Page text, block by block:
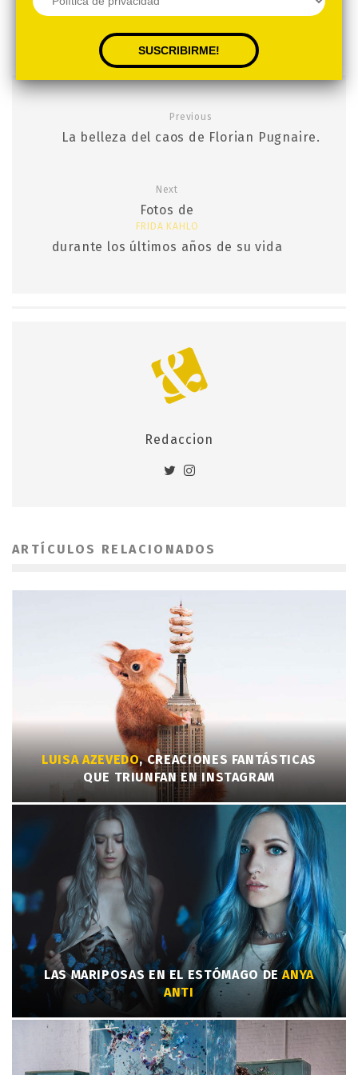
Previous
La belleza del caos de Florian Pugnaire.
Next
Fotos de
FRIDA KAHLO
durante los últimos años de su vida
Redaccion
ARTÍCULOS RELACIONADOS
LUISA AZEVEDO, CREACIONES FANTÁSTICAS
QUE TRIUNFAN EN INSTAGRAM
LAS MARIPOSAS EN EL ESTÓMAGO DEANYA
ANTI